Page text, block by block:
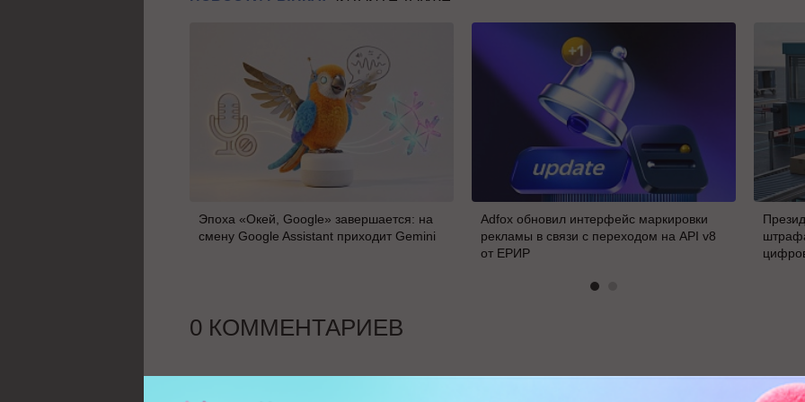
Эпоха «Окей, Google» завершается: на
смену Google Assistant приходит Gemini
Adfox обновил интерфейс маркировки
рекламы в связи с переходом на API v8
от ЕРИР
0 КОММЕНТАРИЕВ